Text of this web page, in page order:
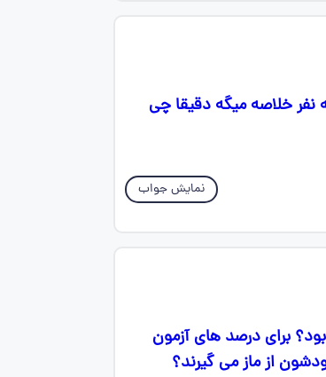
نفر خلاصه میگه دقیقا چی
نمایش جواب
برای درصد های آزمون
از ماز می گیرند؟